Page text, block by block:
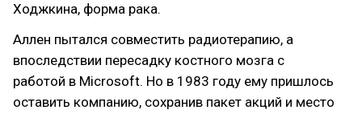
Ходжкина, форма рака.
Аллен пытался совместить радиотерапию, а
впоследствии пересадку костного мозга с
работой в Microsoft. Но в 1983 году ему пришлось
оставить компанию, сохранив пакет акций и место